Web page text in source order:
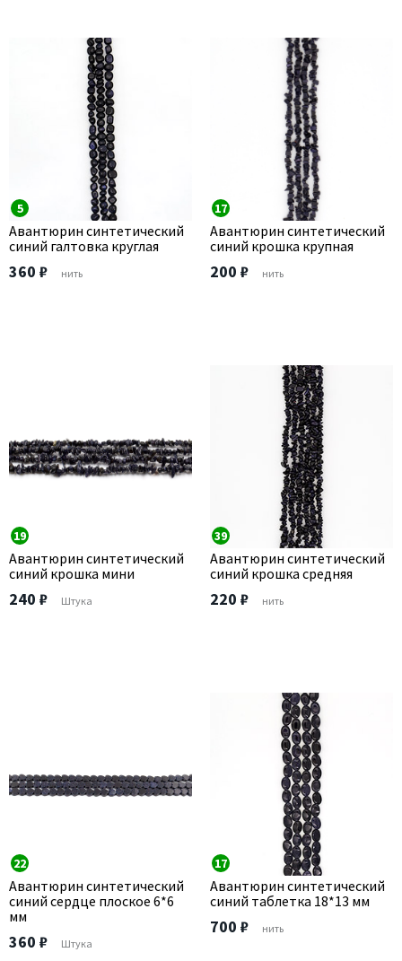
5
Авантюрин синтетический
синий галтовка круглая
360 ₽ нить
17
Авантюрин синтетический
синий крошка крупная
200 ₽ нить
19
Авантюрин синтетический
синий крошка мини
240 ₽ Штука
39
Авантюрин синтетический
синий крошка средняя
220 ₽ нить
22
Авантюрин синтетический
синий сердце плоское 6*6
мм
360 ₽ Штука
17
Авантюрин синтетический
синий таблетка 18*13 мм
700 ₽ нить